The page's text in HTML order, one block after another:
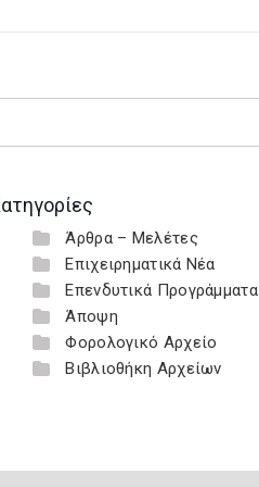
Άρθρα – Μελέτες
Επιχειρηματικά Νέα
Επενδυτικά Προγράμματα
Άποψη
Φορολογικό Αρχείο
Βιβλιοθήκη Αρχείων